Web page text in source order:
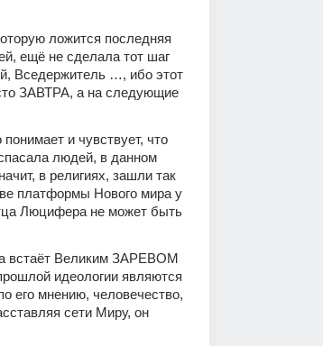
ложится последняя
ещё не сделала тот шаг
Вседержитель …, ибо этот
ЗАВТРА, а на следующие
и чувствует, что
людей, в данном
в религиях, зашли так
платформы Нового мира у
Люцифера не может быть
а встаёт Великим ЗАРЕВОМ
идеологии являются
его мнению, человечество,
сети Миру, он